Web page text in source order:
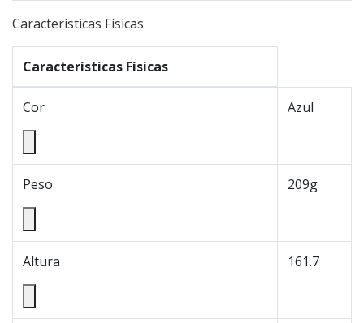
Características Físicas
Características Físicas
Cor Azul
Peso 209g
Altura 161.7